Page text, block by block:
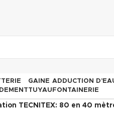
GAINE
TUYAU
ADDUCTION
FONTAINERIE
TECNITEX: 80 en 40